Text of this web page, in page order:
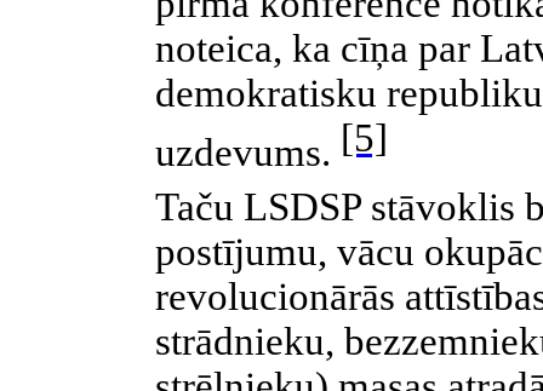
noteica, ka cīņa par
demokratisku
uzdevums. [5]
Taču LSDSP stāvoklis
postījumu, vācu
revolucionārās
strādnieku,